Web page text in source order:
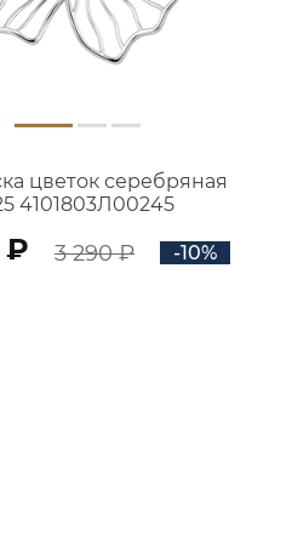
цветок серебряная
4101803Л00245
₽ 3 290 ₽ -10%